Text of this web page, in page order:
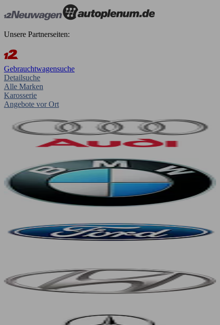
Unsere Partnerseiten:
Gebrauchtwagensuche
Detailsuche
Alle Marken
Karosserie
Angebote vor Ort